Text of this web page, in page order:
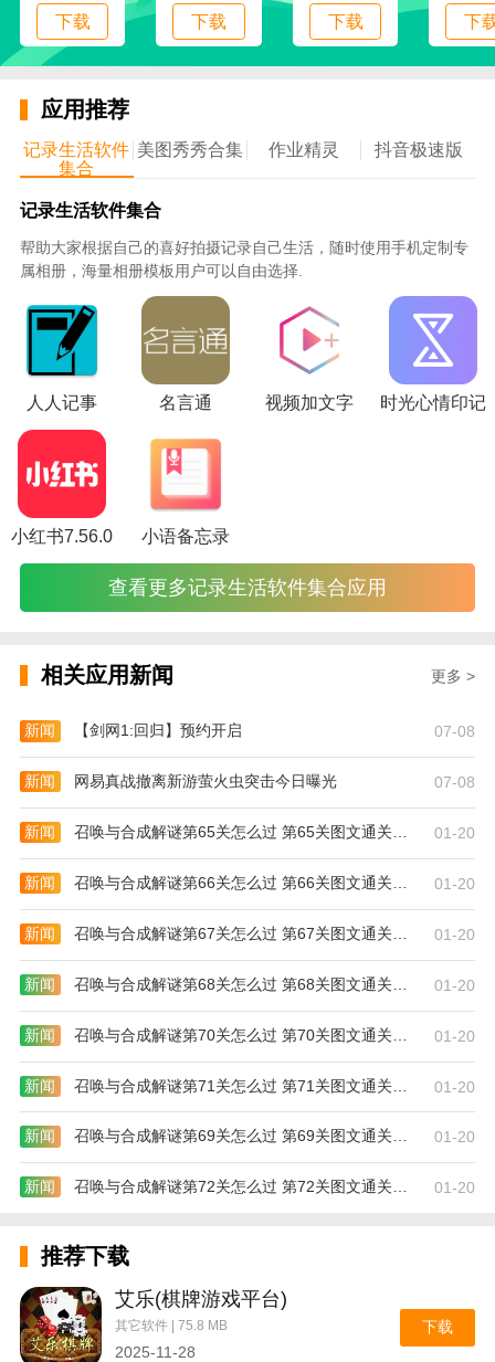
【精心制作的课程内容制作】
OK呀在线早教打造了7大洲IP，动画直播间互动课程
内容方式，游戏化课堂教学场景，带给孩子沉浸式学习
训练感受，充分激发孩子的自主学习能力。
本科及以上学历 0%教师本科及以上学历
提升，综合3个记忆训练环节，12个场景，共80节课，9
标，此外还要提高反应速度、自控能力、思维能力和注
意力五个基本认知能力。
下载 下载 下载 下
应用推荐
记录生活软件
集合
美图秀秀合集 作业精灵 抖音极速版
记录生活软件集合
帮助大家根据自己的喜好拍摄记录自己生活，随时使用手机定制专
属相册，海量相册模板用户可以自由选择.
人人记事 名言通 视频加文字 时光心情印记
小红书7.56.0 小语备忘录
查看更多记录生活软件集合应用
相关应用新闻 更多 >
新闻 【剑网1:回归】预约开启 07-08
新闻 网易真战撤离新游萤火虫突击今日曝光 07-08
新闻 召唤与合成解谜第65关怎么过 第65关图文通关攻略 01-20
新闻 召唤与合成解谜第66关怎么过 第66关图文通关攻略 01-20
新闻 召唤与合成解谜第67关怎么过 第67关图文通关攻略 01-20
新闻 召唤与合成解谜第68关怎么过 第68关图文通关攻略 01-20
新闻 召唤与合成解谜第70关怎么过 第70关图文通关攻略 01-20
新闻 召唤与合成解谜第71关怎么过 第71关图文通关攻略 01-20
新闻 召唤与合成解谜第69关怎么过 第69关图文通关攻略 01-20
新闻 召唤与合成解谜第72关怎么过 第72关图文通关攻略 01-20
推荐下载
艾乐(棋牌游戏平台)
其它软件 | 75.8 MB
2025-11-28
下载